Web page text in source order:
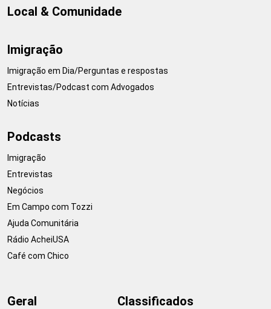
Local & Comunidade
Imigração
Imigração em Dia/Perguntas e respostas
Entrevistas/Podcast com Advogados
Notícias
Podcasts
Imigração
Entrevistas
Negócios
Em Campo com Tozzi
Ajuda Comunitária
Rádio AcheiUSA
Café com Chico
Geral Classificados